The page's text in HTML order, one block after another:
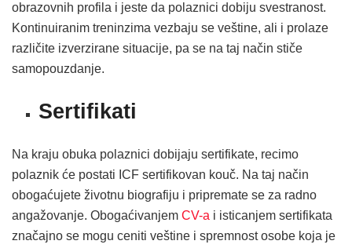
obrazovnih profila i jeste da polaznici dobiju svestranost.
Kontinuiranim treninzima vezbaju se veštine, ali i prolaze
različite izverzirane situacije, pa se na taj način stiče
samopouzdanje.
Sertifikati
Na kraju obuka polaznici dobijaju sertifikate, recimo
polaznik će postati ICF sertifikovan kouč. Na taj način
obogaćujete životnu biografiju i pripremate se za radno
angažovanje. Obogaćivanjem CV-a i isticanjem sertifikata
značajno se mogu ceniti veštine i spremnost osobe koja je